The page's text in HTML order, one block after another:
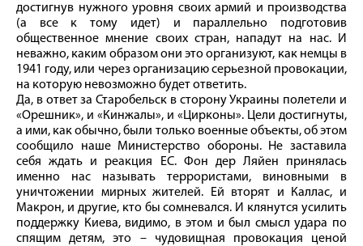
достигнув нужного уровня своих армий и производства
(а все к тому идет) и параллельно подготовив
общественное мнение своих стран, нападут на нас. И
неважно, каким образом они это организуют, как немцы в
1941 году, или через организацию серьезной провокации,
на которую невозможно будет ответить.
Да, в ответ за Старобельск в сторону Украины полетели и
«Орешник», и «Кинжалы», и «Цирконы». Цели достигнуты,
а ими, как обычно, были только военные объекты, об этом
сообщило наше Министерство обороны. Не заставила
себя ждать и реакция ЕС. Фон дер Ляйен принялась
именно нас называть террористами, виновными в
уничтожении мирных жителей. Ей вторят и Каллас, и
Макрон, и другие, кто бы сомневался. И клянутся усилить
поддержку Киева, видимо, в этом и был смысл удара по
спящим детям, это – чудовищная провокация ценой